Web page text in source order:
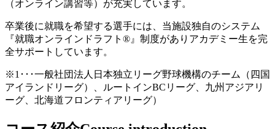
（オンライン講習等）が充実しています。
卒業後に就職を希望する選手には、当施設独自のシステム
『就職オンラインドラフト®』制度がありアカデミー生を完
全サポートしています。
※1･･･一般社団法人日本独立リーグ野球機構のチーム（四国
アイランドリーグ）、ルートインBCリーグ、九州アジアリ
ーグ、北海道フロンティアリーグ）